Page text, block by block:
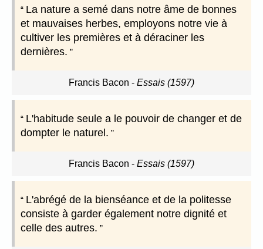
La nature a semé dans notre âme de bonnes
et mauvaises herbes, employons notre vie à
cultiver les premières et à déraciner les
dernières.
Francis Bacon - Essais (1597)
L'habitude seule a le pouvoir de changer et de
dompter le naturel.
Francis Bacon - Essais (1597)
L'abrégé de la bienséance et de la politesse
consiste à garder également notre dignité et
celle des autres.